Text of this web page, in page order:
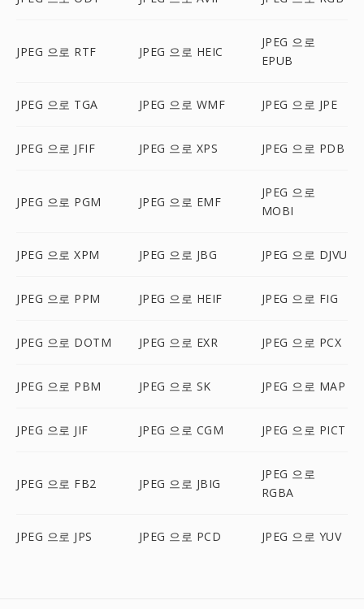
JPEG 으로 RTF JPEG 으로 HEIC
JPEG 으로
EPUB
JPEG 으로 TGA JPEG 으로 WMF JPEG 으로 JPE
JPEG 으로 JFIF JPEG 으로 XPS JPEG 으로 PDB
JPEG 으로 PGM JPEG 으로 EMF
JPEG 으로
MOBI
JPEG 으로 XPM JPEG 으로 JBG JPEG 으로 DJVU
JPEG 으로 PPM JPEG 으로 HEIF JPEG 으로 FIG
JPEG 으로 DOTM JPEG 으로 EXR JPEG 으로 PCX
JPEG 으로 PBM JPEG 으로 SK JPEG 으로 MAP
JPEG 으로 JIF JPEG 으로 CGM JPEG 으로 PICT
JPEG 으로 FB2 JPEG 으로 JBIG
JPEG 으로
RGBA
JPEG 으로 JPS JPEG 으로 PCD JPEG 으로 YUV